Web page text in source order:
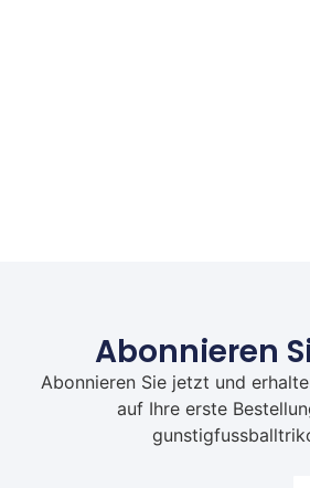
Abonnieren
Abonnieren Sie jetzt und
auf Ihre erste